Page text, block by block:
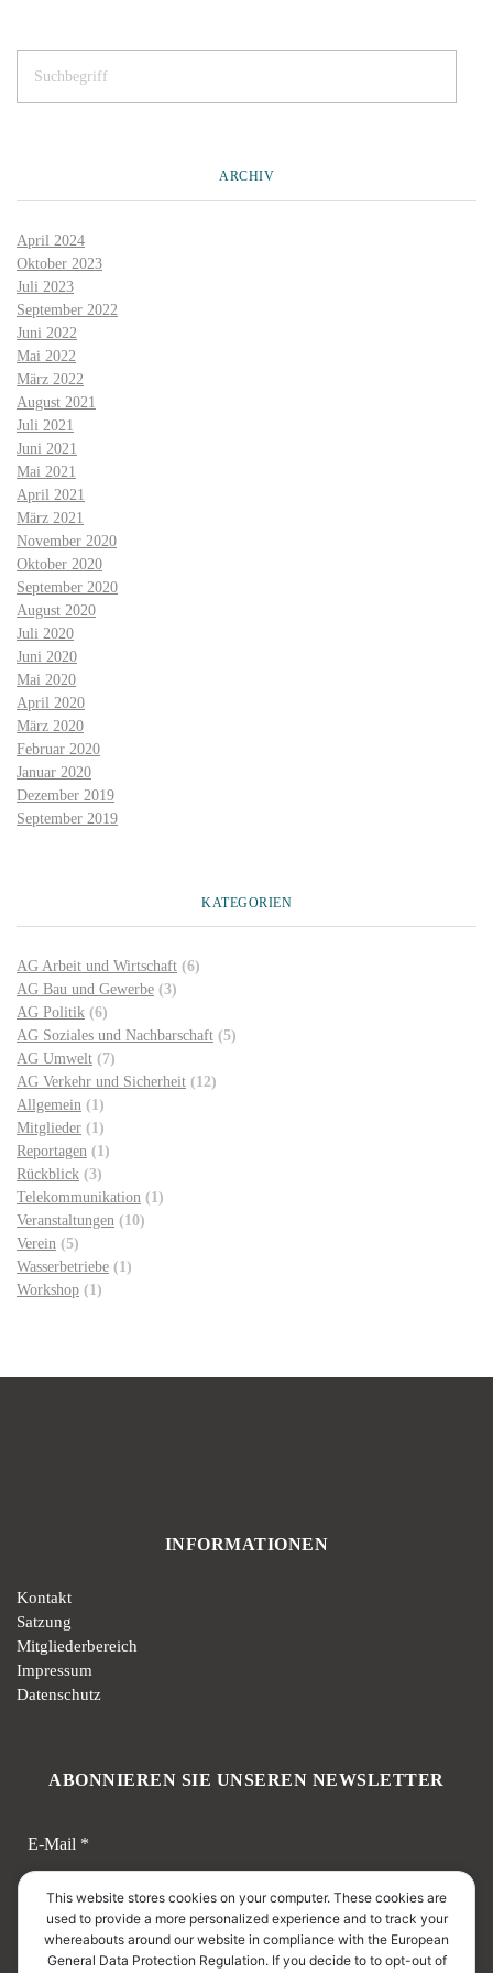
ARCHIV
April 2024
Oktober 2023
Juli 2023
September 2022
Juni 2022
Mai 2022
März 2022
August 2021
Juli 2021
Juni 2021
Mai 2021
April 2021
März 2021
November 2020
Oktober 2020
September 2020
August 2020
Juli 2020
Juni 2020
Mai 2020
April 2020
März 2020
Februar 2020
Januar 2020
Dezember 2019
September 2019
KATEGORIEN
AG Arbeit und Wirtschaft (6)
AG Bau und Gewerbe (3)
AG Politik (6)
AG Soziales und Nachbarschaft (5)
AG Umwelt (7)
AG Verkehr und Sicherheit (12)
Allgemein (1)
Mitglieder (1)
Reportagen (1)
Rückblick (3)
Telekommunikation (1)
Veranstaltungen (10)
Verein (5)
Wasserbetriebe (1)
Workshop (1)
INFORMATIONEN
Kontakt
Satzung
Mitgliederbereich
Impressum
Datenschutz
ABONNIEREN SIE UNSEREN NEWSLETTER
E-Mail *
This website stores cookies on your computer. These cookies are
used to provide a more personalized experience and to track your
whereabouts around our website in compliance with the European
General Data Protection Regulation. If you decide to to opt-out of